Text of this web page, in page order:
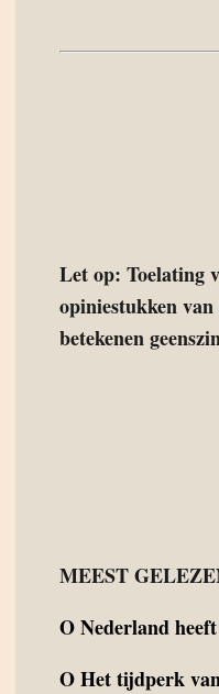
Let op: Toelating
opiniestukken
betekenen
MEEST
ONederland
OHet tijdperk